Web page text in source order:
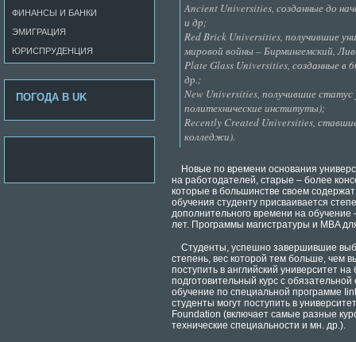
Ancient Universities, созданные до
и др;
Red Brick Universities, получившие
мировой войны – Бирмингемский,
Plate Glass Universities, созданные в
др.;
New Universities, получившие
политехнические институты);
Recently Created Universities,
колледжи).
Новые по времени основания
на работодателей, старые – более
которые в большинстве своем
обучения студенту присваивается
дополнительного времени на обучение
лет. Программы магистратуры и MBA
Студенты, успешно завершившие
степень, вес которой тем больше, чем
поступить в английский университет
подготовительный курс с
обучение по специальной программе
студенты могут поступить в
Foundation (включает самые разные
технические специальности и мн. др.).
ФИНАНСЫ И БАНКИ
ЭМИГРАЦИЯ
ЮРИСПРУДЕНЦИЯ
ПОГОДА В UK